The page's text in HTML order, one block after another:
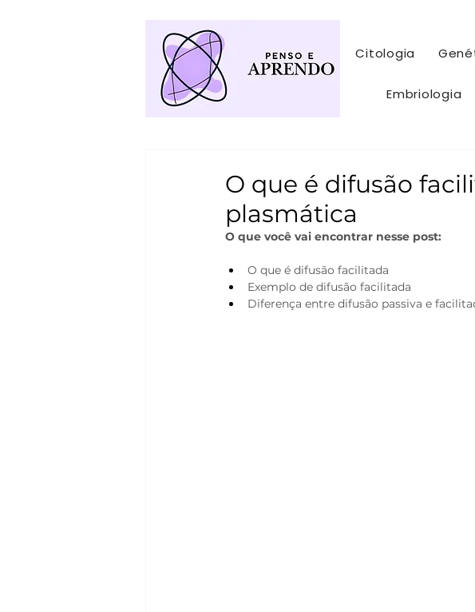
Citologia
Embriologia
O que é difusão
plasmática
O que você vai encontrar nesse post:
O que é difusão facilitada
Exemplo de difusão facilitada
Diferença entre difusão passiva e